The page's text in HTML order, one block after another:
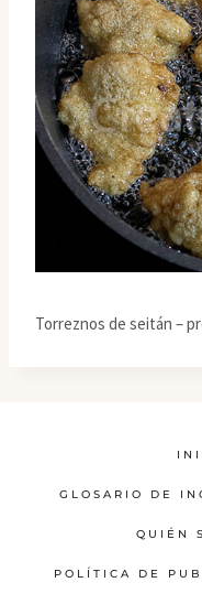
Torreznos de seitán –
GLOSARIO DE
QUIÉN
POLÍTICA DE